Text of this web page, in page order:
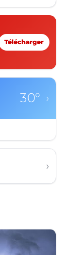
Télécharger
30° ›
›